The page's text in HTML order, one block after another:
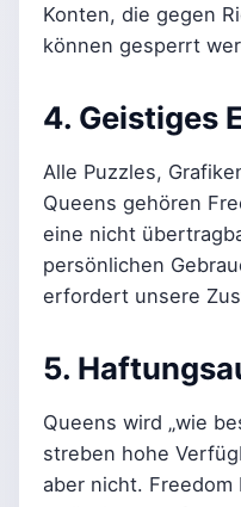
Konten, die gegen
können gesperrt
4. Geistiges
Alle Puzzles,
Queens gehören
eine nicht
persönlichen
erfordert unsere
5.
Queens wird „wie
streben hohe
aber nicht. Freedom